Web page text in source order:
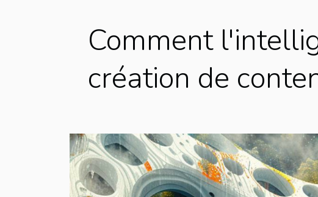
Comment
création de